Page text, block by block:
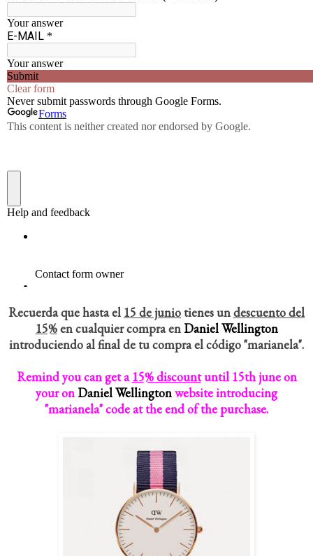
Recuerda que hasta el 15 de juniotienes undescuento del
15%en cualquier compra en Daniel Wellington
introduciendo al final de tu compra el código "marianela".
Remind you can get a15% discountuntil 15th june on
your on Daniel Wellingtonwebsite introducing
"marianela" code at the end of the purchase.